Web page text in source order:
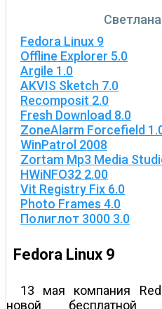
Fedora Linux 9
Offline Explorer 5.0
Argile 1.0
AKVIS Sketch 7.0
Recomposit 2.0
Fresh Download 8.0
ZoneAlarm Forcefield
WinPatrol 2008
Zortam Mp3 Media
HWiNFO32 2.00
Vit Registry Fix 6.0
Photo Frames 4.0
Полиглот 3000 3.0
Fedora Linux 9
13 мая компания
новой бесплатной